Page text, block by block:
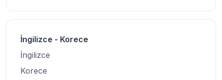
İngilizce - Korece
İngilizce
Korece